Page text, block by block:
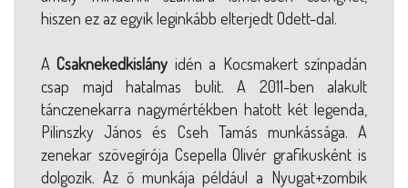
hiszen ez az egyik leginkább elterjedt Odett-dal.
ACsaknekedkislány idén a Kocsmakert színpadán
csap majd hatalmas bulit. A 2011-ben alakult
tánczenekarra nagymértékben hatott két legenda,
Pilinszky János és Cseh Tamás munkássága. A
zenekar szövegírója Csepella Olivér grafikusként is
dolgozik. Az ő munkája például a Nyugat+zombik